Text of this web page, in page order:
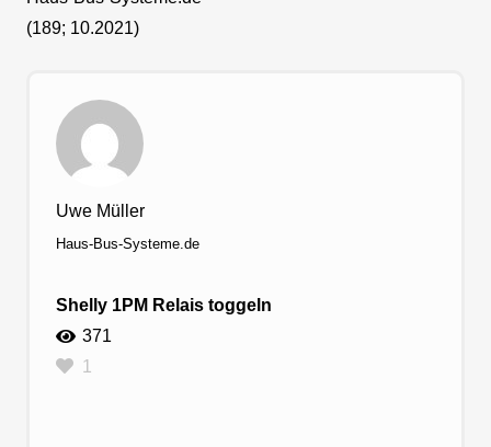
(189; 10.2021)
Uwe Müller
Haus-Bus-Systeme.de
Shelly 1PM Relais toggeln
371
1